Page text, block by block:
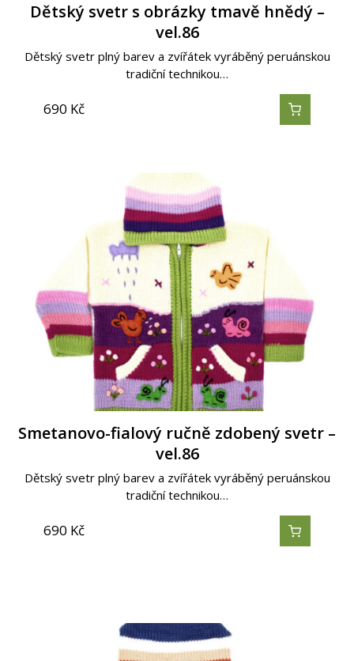
Dětský svetr s obrázky tmavě hnědý –
vel.86
Dětský svetr plný barev a zvířátek vyráběný peruánskou
tradiční technikou…
690 Kč
Smetanovo-fialový ručně zdobený svetr –
vel.86
Dětský svetr plný barev a zvířátek vyráběný peruánskou
tradiční technikou…
690 Kč